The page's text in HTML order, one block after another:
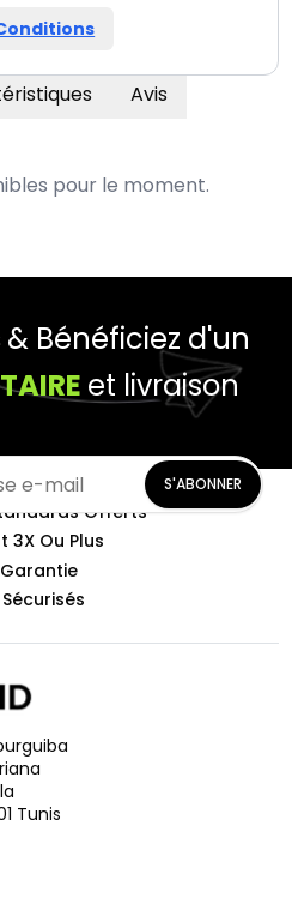
Avis
pour le moment.
& Bénéficiez d'un
et livraison
S'ABONNER
Offerts
3X Ou Plus
Tunis